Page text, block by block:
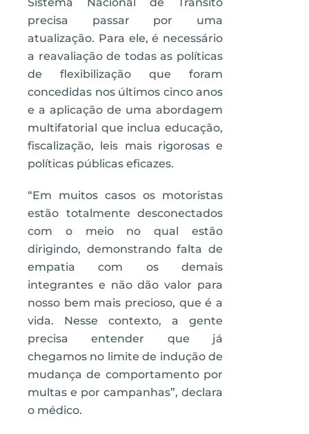
precisa passar por uma
atualização. Para ele, é necessário
a reavaliação de todas as políticas
de flexibilização que foram
concedidas nos últimos cinco anos
e a aplicação de uma abordagem
multifatorial que inclua educação,
fiscalização, leis mais rigorosas e
políticas públicas eficazes.
“Em muitos casos os motoristas
estão totalmente desconectados
com o meio no qual estão
dirigindo, demonstrando falta de
empatia com os demais
integrantes e não dão valor para
nosso bem mais precioso, que é a
vida. Nesse contexto, a gente
precisa entender que já
chegamos no limite de indução de
mudança de comportamento por
multas e por campanhas”, declara
o médico.